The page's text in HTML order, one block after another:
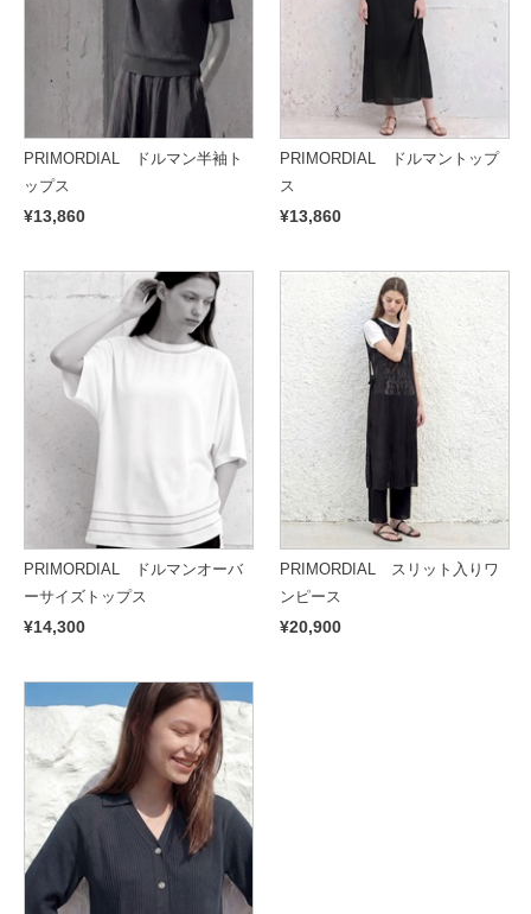
PRIMORDIAL ドルマン半袖ト
ップス
¥13,860
PRIMORDIAL ドルマントップ
ス
¥13,860
PRIMORDIAL ドルマンオーバ
ーサイズトップス
¥14,300
PRIMORDIAL スリット入りワ
ンピース
¥20,900